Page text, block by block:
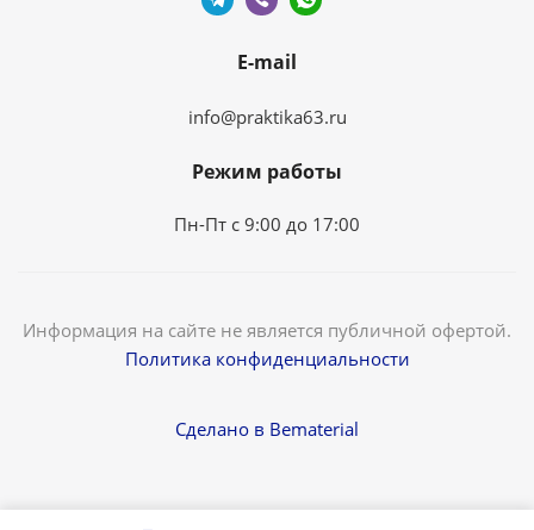
E-mail
info@praktika63.ru
Режим работы
Пн-Пт с 9:00 до 17:00
Информация на сайте не является публичной офертой.
Политика конфиденциальности
Сделано в Bematerial